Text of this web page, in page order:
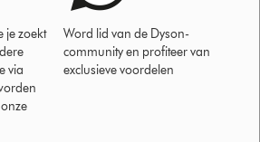
je zoekt
via
Word lid van de Dyson-
community en profiteer van
exclusieve voordelen